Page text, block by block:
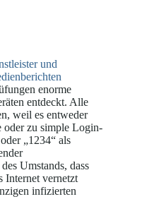
und
enorme
entdeckt. Alle
weil es entweder
oder zu simple Login-
„1234“ als
Umstands, dass
Internet vernetzt
infizierten